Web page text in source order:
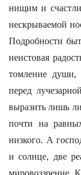
нищим и
нескрываемой
Подробности
неистовая
томление души,
перед
выразить лишь
почти на
низкого. А
и солнце, две
мировоззрение